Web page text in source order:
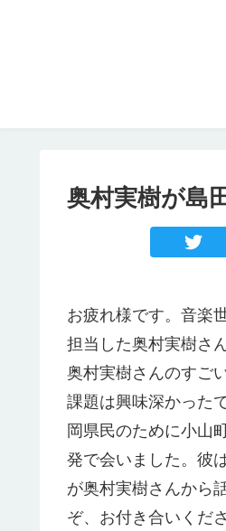
奥村実樹が島
お疲れ様です。音楽
担当した奥村実樹さ
奥村実樹さんのすご
課題は興味深かった
岡県民のために小山
発で会いました。彼
が奥村実樹さんから
ぞ、お付き合いくださ